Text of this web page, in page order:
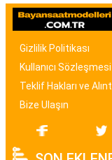
modellerden,
olanlara kadar
malzeme ve
modelleri,
sunar.
Teknolojinin
Gizlilik Politikası
Kullanıcı Sözleşmesi
Teklif Hakları ve
Bize Ulaşın